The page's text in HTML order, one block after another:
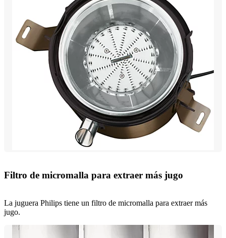
Filtro de micromalla para extraer más jugo
La juguera Philips tiene un filtro de micromalla para extraer más
jugo.